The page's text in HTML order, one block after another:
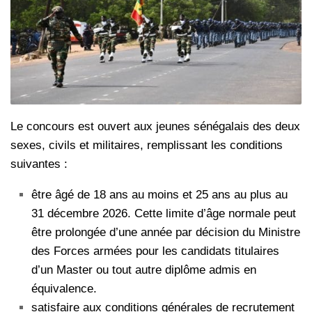
Le concours est ouvert aux jeunes sénégalais des deux
sexes, civils et militaires, remplissant les conditions
suivantes :
être âgé de 18 ans au moins et 25 ans au plus au
31 décembre 2026. Cette limite d’âge normale peut
être prolongée d’une année par décision du Ministre
des Forces armées pour les candidats titulaires
d’un Master ou tout autre diplôme admis en
équivalence.
satisfaire aux conditions générales de recrutement